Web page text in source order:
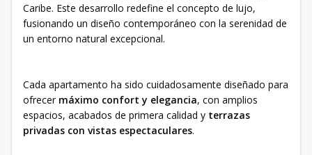
Caribe. Este desarrollo redefine el concepto de lujo,
fusionando un diseño contemporáneo con la serenidad de
un entorno natural excepcional.
Cada apartamento ha sido cuidadosamente diseñado para
ofrecer máximo confort y elegancia, con amplios
espacios, acabados de primera calidad y terrazas
privadas con vistas espectaculares.